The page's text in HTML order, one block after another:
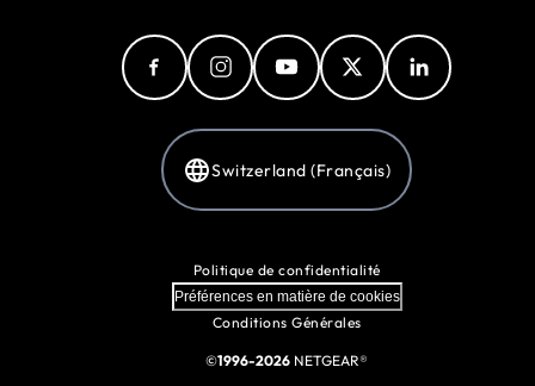
Switzerland (Français)
Politique de confidentialité
Préférences en matière de cookies
Conditions Générales
©1996-2026 NETGEAR®